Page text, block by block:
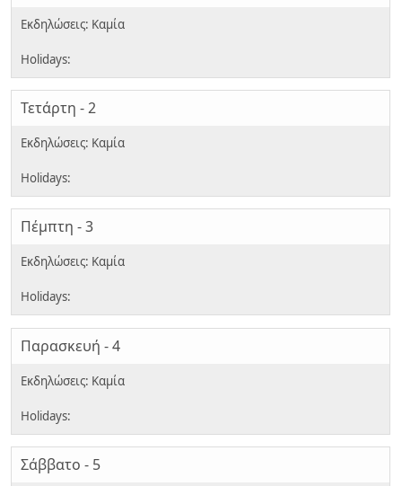
Τετάρτη - 2
Πέμπτη - 3
Παρασκευή - 4
Σάββατο - 5